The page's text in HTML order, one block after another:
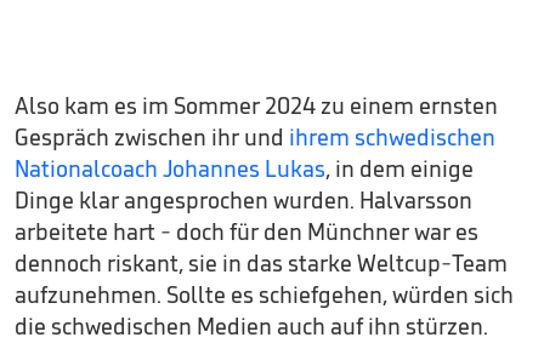
Also kam es im Sommer 2024 zu einem ernsten
Gespräch zwischen ihr und ihrem schwedischen
Nationalcoach Johannes Lukas, in dem einige
Dinge klar angesprochen wurden. Halvarsson
arbeitete hart - doch für den Münchner war es
dennoch riskant, sie in das starke Weltcup-Team
aufzunehmen. Sollte es schiefgehen, würden sich
die schwedischen Medien auch auf ihn stürzen.